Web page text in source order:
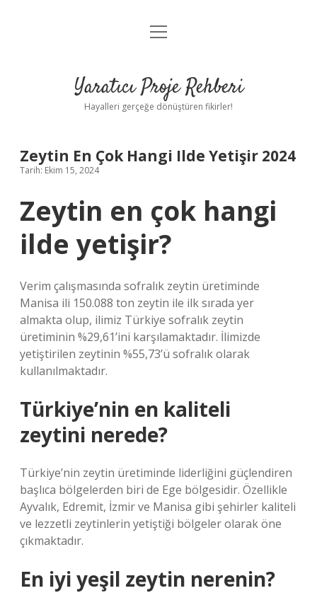
Anasayfa
Yasal Uyarı
menüyü
Yaratıcı Proje Rehberi
Hayalleri gerçeğe dönüştüren fikirler!
Zeytin En Çok Hangi Ilde Yetişir 2024
Tarih: Ekim 15, 2024
Zeytin en çok hangi
ilde yetişir?
Verim çalışmasında sofralık zeytin üretiminde
Manisa ili 150.088 ton zeytin ile ilk sırada yer
almakta olup, ilimiz Türkiye sofralık zeytin
üretiminin %29,61’ini karşılamaktadır. İlimizde
yetiştirilen zeytinin %55,73’ü sofralık olarak
kullanılmaktadır.
Türkiye’nin en kaliteli
zeytini nerede?
Türkiye’nin zeytin üretiminde liderliğini güçlendiren
başlıca bölgelerden biri de Ege bölgesidir. Özellikle
Ayvalık, Edremit, İzmir ve Manisa gibi şehirler kaliteli
ve lezzetli zeytinlerin yetiştiği bölgeler olarak öne
çıkmaktadır.
En iyi yeşil zeytin nerenin?